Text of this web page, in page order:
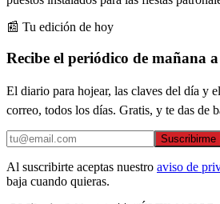
📰 Tu edición de hoy
Recibe el periódico de mañana
El diario para hojear, las claves del día y
correo, todos los días. Gratis, y te das de
Suscribirme
Al suscribirte aceptas nuestro aviso de
baja cuando quieras.